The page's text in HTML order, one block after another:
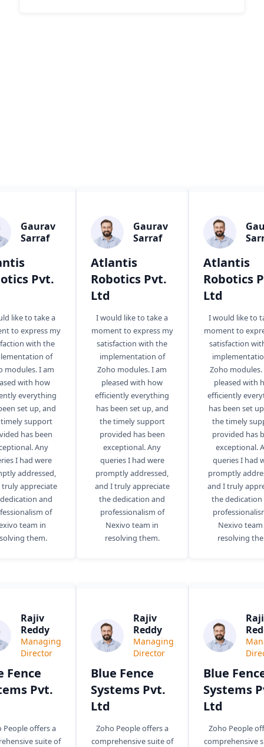
Gaurav
Sarraf
Pvt.
like to take a
to express my
with the
of
modules. I am
with how
everything
set up, and
support
has been
Any
I had were
addressed,
truly appreciate
and
of
team in
them.
Rajiv
Reddy
Managing
Director
Fence
Pvt.
People offers a
suite of
Gaurav
Sarraf
Atlantis
Robotics Pvt.
Ltd
I would like to take a
moment to express my
satisfaction with the
implementation of
Zoho modules. I am
pleased with how
efficiently everything
has been set up, and
the timely support
provided has been
exceptional. Any
queries I had were
promptly addressed,
and I truly appreciate
the dedication and
professionalism of
Nexivo team in
resolving them.
Rajiv
Reddy
Managing
Director
Blue Fence
Systems Pvt.
Ltd
Zoho People offers a
comprehensive suite of
Atlantis
Robotics
Ltd
I would like to
moment to
satisfaction
Zoho modules.
pleased with
efficiently
has been set
the timely
provided has
exceptional.
queries I had
promptly
and I truly
the dedication
Nexivo
resolving
Blue
Systems
Ltd
Zoho People
comprehensive